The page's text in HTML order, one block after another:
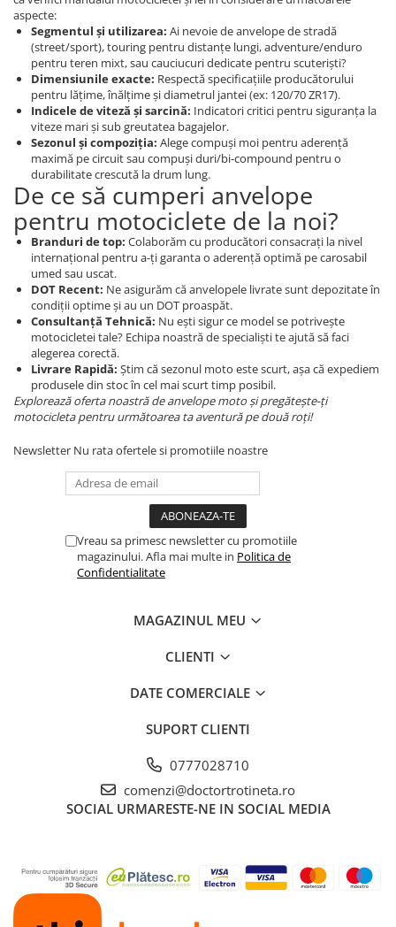
aspecte:
Segmentul și utilizarea: Ai nevoie de anvelope de stradă
(street/sport), touring pentru distanțe lungi, adventure/enduro
pentru teren mixt, sau cauciucuri dedicate pentru scuteriști?
Dimensiunile exacte: Respectă specificațiile producătorului
pentru lățime, înălțime și diametrul jantei (ex: 120/70 ZR17).
Indicele de viteză și sarcină: Indicatori critici pentru siguranța la
viteze mari și sub greutatea bagajelor.
Sezonul și compoziția: Alege compuși moi pentru aderență
maximă pe circuit sau compuși duri/bi-compound pentru o
durabilitate crescută la drum lung.
De ce să cumperi anvelope
pentru motociclete de la noi?
Branduri de top: Colaborăm cu producători consacrați la nivel
internațional pentru a-ți garanta o aderență optimă pe carosabil
umed sau uscat.
DOT Recent: Ne asigurăm că anvelopele livrate sunt depozitate în
condiții optime și au un DOT proaspăt.
Consultanță Tehnică: Nu ești sigur ce model se potrivește
motocicletei tale? Echipa noastră de specialiști te ajută să faci
alegerea corectă.
Livrare Rapidă: Știm că sezonul moto este scurt, așa că expediem
produsele din stoc în cel mai scurt timp posibil.
Explorează oferta noastră de anvelope moto și pregătește-ți
motocicleta pentru următoarea ta aventură pe două roți!
Newsletter Nu rata ofertele si promotiile noastre
Vreau sa primesc newsletter cu promotiile
magazinului. Afla mai multe in Politica de
Confidentialitate
MAGAZINUL MEU
CLIENTI
DATE COMERCIALE
SUPORT CLIENTI
0777028710
comenzi@doctortrotineta.ro
SOCIAL URMARESTE-NE IN SOCIAL MEDIA